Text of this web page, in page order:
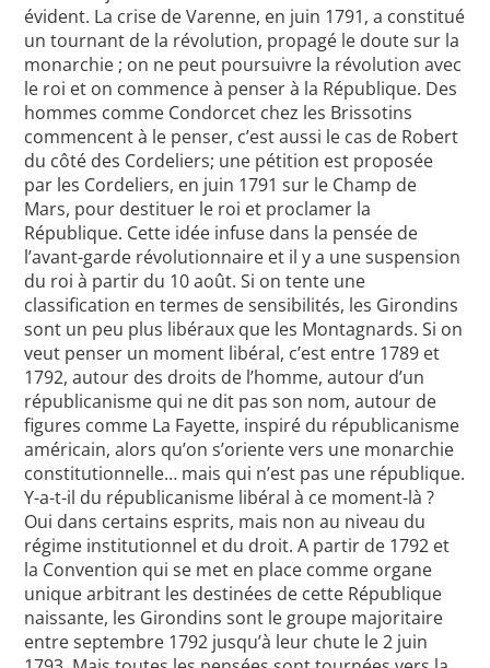
évident. La crise de Varenne, en juin 1791, a constitué
un tournant de la révolution, propagé le doute sur la
monarchie ; on ne peut poursuivre la révolution avec
le roi et on commence à penser à la République. Des
hommes comme Condorcet chez les Brissotins
commencent à le penser, c’est aussi le cas de Robert
du côté des Cordeliers; une pétition est proposée
par les Cordeliers, en juin 1791 sur le Champ de
Mars, pour destituer le roi et proclamer la
République. Cette idée infuse dans la pensée de
l’avant-garde révolutionnaire et il y a une suspension
du roi à partir du 10 août. Si on tente une
classification en termes de sensibilités, les Girondins
sont un peu plus libéraux que les Montagnards. Si on
veut penser un moment libéral, c’est entre 1789 et
1792, autour des droits de l’homme, autour d’un
républicanisme qui ne dit pas son nom, autour de
figures comme La Fayette, inspiré du républicanisme
américain, alors qu’on s’oriente vers une monarchie
constitutionnelle… mais qui n’est pas une république.
Y-a-t-il du républicanisme libéral à ce moment-là ?
Oui dans certains esprits, mais non au niveau du
régime institutionnel et du droit. A partir de 1792 et
la Convention qui se met en place comme organe
unique arbitrant les destinées de cette République
naissante, les Girondins sont le groupe majoritaire
entre septembre 1792 jusqu’à leur chute le 2 juin